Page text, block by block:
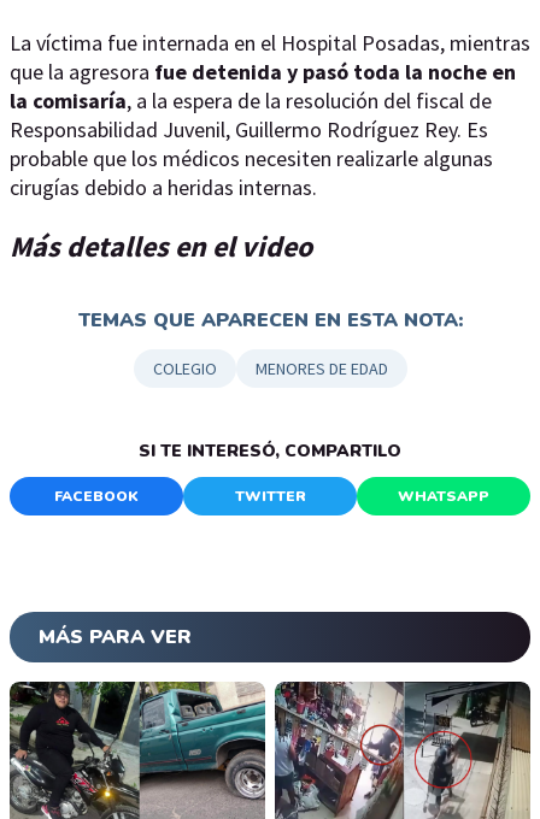
La víctima fue internada en el Hospital Posadas, mientras
que la agresora fue detenida y pasó toda la noche en
la comisaría, a la espera de la resolución del fiscal de
Responsabilidad Juvenil, Guillermo Rodríguez Rey. Es
probable que los médicos necesiten realizarle algunas
cirugías debido a heridas internas.
Más detalles en el video
TEMAS QUE APARECEN EN ESTA NOTA:
COLEGIO MENORES DE EDAD
SI TE INTERESÓ, COMPARTILO
FACEBOOK TWITTER WHATSAPP
MÁS PARA VER